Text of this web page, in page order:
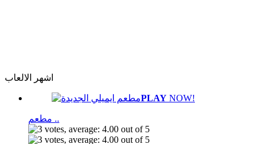
اشهر الالعاب
PLAY NOW!
مطعم ..